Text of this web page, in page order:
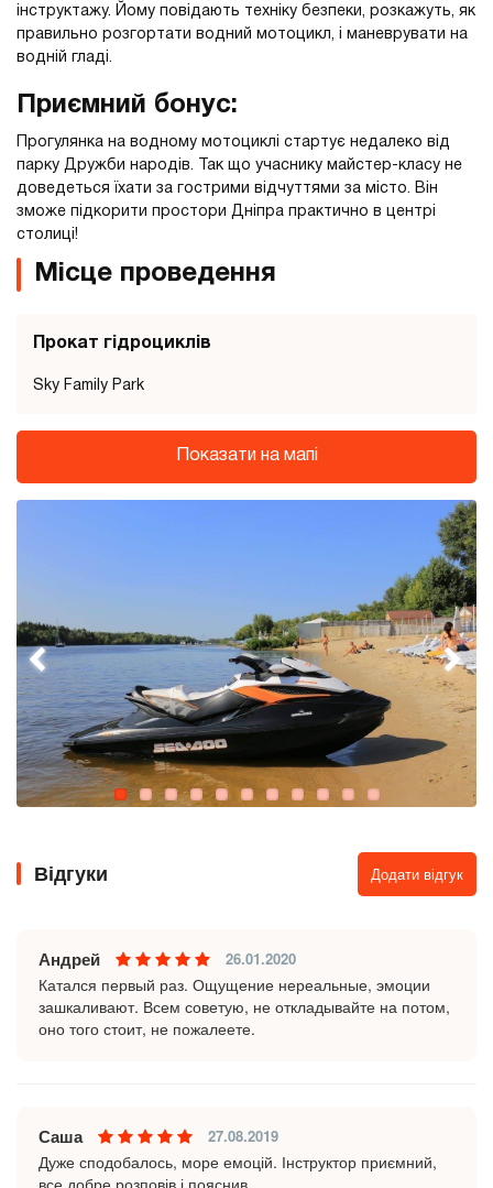
інструктажу. Йому повідають техніку безпеки, розкажуть, як
правильно розгортати водний мотоцикл, і маневрувати на
водній гладі.
Приємний бонус:
Прогулянка на водному мотоциклі стартує недалеко від
парку Дружби народів. Так що учаснику майстер-класу не
доведеться їхати за гострими відчуттями за місто. Він
зможе підкорити простори Дніпра практично в центрі
столиці!
Місце проведення
Прокат гідроциклів
Sky Family Park
Показати на мапі
Відгуки Додати відгук
Андрей 26.01.2020
Катался первый раз. Ощущение нереальные, эмоции
зашкаливают. Всем советую, не откладывайте на потом,
оно того стоит, не пожалеете.
Саша 27.08.2019
Дуже сподобалось, море емоцій. Інструктор приємний,
все добре розповів і пояснив.